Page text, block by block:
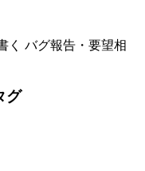
く バグ報告・要望相
グ